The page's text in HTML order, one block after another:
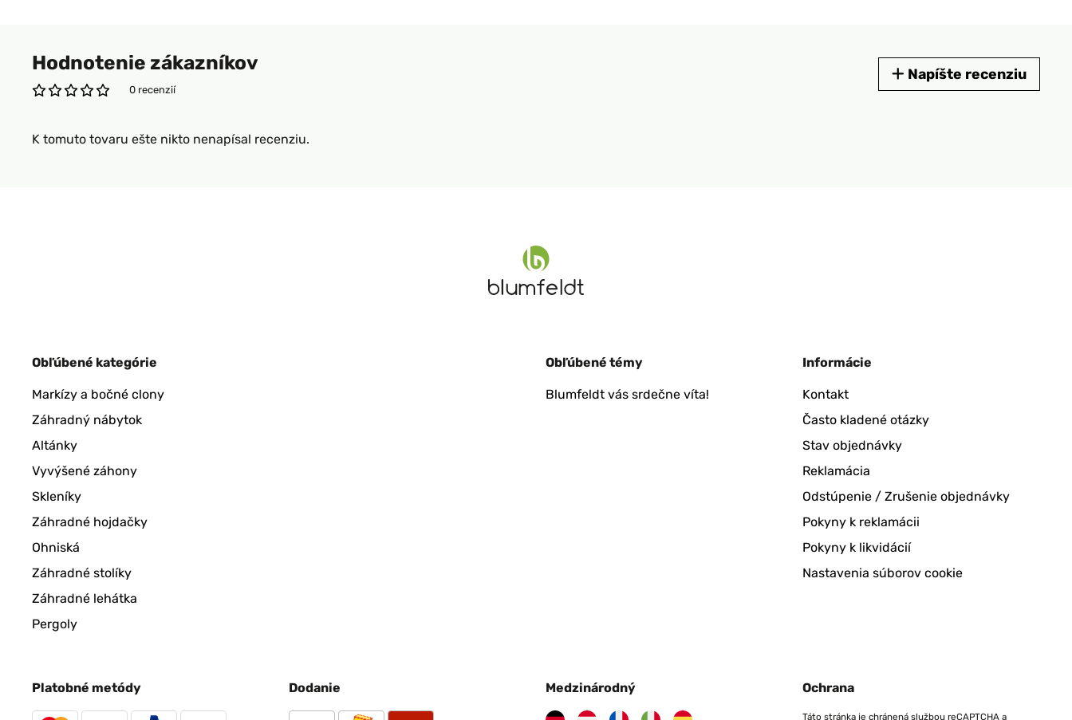
Hodnotenie zákazníkov
0 recenzií
Napíšte recenziu
K tomuto tovaru ešte nikto nenapísal recenziu.
Obľúbené kategórie
Markízy a bočné clony
Záhradný nábytok
Altánky
Vyvýšené záhony
Skleníky
Záhradné hojdačky
Ohniská
Záhradné stolíky
Záhradné lehátka
Pergoly
Obľúbené témy
Blumfeldt vás srdečne víta!
Informácie
Kontakt
Často kladené otázky
Stav objednávky
Reklamácia
Odstúpenie / Zrušenie objednávky
Pokyny k reklamácii
Pokyny k likvidácií
Nastavenia súborov cookie
Platobné metódy Dodanie Medzinárodný Ochrana
Táto stránka je chránená službou reCAPTCHA a